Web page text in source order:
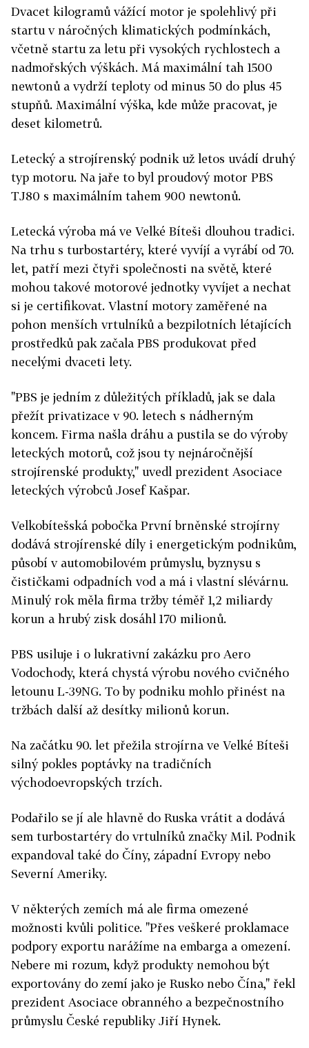
Dvacet kilogramů vážící motor je spolehlivý při
startu v náročných klimatických podmínkách,
včetně startu za letu při vysokých rychlostech a
nadmořských výškách. Má maximální tah 1500
newtonů a vydrží teploty od minus 50 do plus 45
stupňů. Maximální výška, kde může pracovat, je
deset kilometrů.
Letecký a strojírenský podnik už letos uvádí druhý
typ motoru. Na jaře to byl proudový motor PBS
TJ80 s maximálním tahem 900 newtonů.
Letecká výroba má ve Velké Bíteši dlouhou tradici.
Na trhu s turbostartéry, které vyvíjí a vyrábí od 70.
let, patří mezi čtyři společnosti na světě, které
mohou takové motorové jednotky vyvíjet a nechat
si je certifikovat. Vlastní motory zaměřené na
pohon menších vrtulníků a bezpilotních létajících
prostředků pak začala PBS produkovat před
necelými dvaceti lety.
"PBS je jedním z důležitých příkladů, jak se dala
přežít privatizace v 90. letech s nádherným
koncem. Firma našla dráhu a pustila se do výroby
leteckých motorů, což jsou ty nejnáročnější
strojírenské produkty," uvedl prezident Asociace
leteckých výrobců Josef Kašpar.
Velkobítešská pobočka První brněnské strojírny
dodává strojírenské díly i energetickým podnikům,
působí v automobilovém průmyslu, byznysu s
čističkami odpadních vod a má i vlastní slévárnu.
Minulý rok měla firma tržby téměř 1,2 miliardy
korun a hrubý zisk dosáhl 170 milionů.
PBS usiluje i o lukrativní zakázku pro Aero
Vodochody, která chystá výrobu nového cvičného
letounu L-39NG. To by podniku mohlo přinést na
tržbách další až desítky milionů korun.
Na začátku 90. let přežila strojírna ve Velké Bíteši
silný pokles poptávky na tradičních
východoevropských trzích.
Podařilo se jí ale hlavně do Ruska vrátit a dodává
sem turbostartéry do vrtulníků značky Mil. Podnik
expandoval také do Číny, západní Evropy nebo
Severní Ameriky.
V některých zemích má ale firma omezené
možnosti kvůli politice. "Přes veškeré proklamace
podpory exportu narážíme na embarga a omezení.
Nebere mi rozum, když produkty nemohou být
exportovány do zemí jako je Rusko nebo Čína," řekl
prezident Asociace obranného a bezpečnostního
průmyslu České republiky Jiří Hynek.